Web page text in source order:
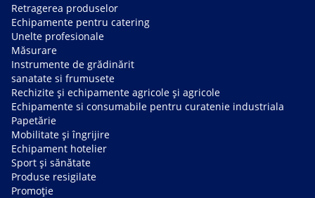
Retragerea produselor
Echipamente pentru catering
Unelte profesionale
Măsurare
Instrumente de grădinărit
sanatate si frumusete
Rechizite și echipamente agricole și agricole
Echipamente si consumabile pentru curatenie industriala
Papetărie
Mobilitate și îngrijire
Echipament hotelier
Sport și sănătate
Produse resigilate
Promoție